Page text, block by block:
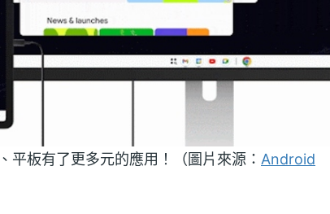
板有了更多元的應用！（圖片來源： Android